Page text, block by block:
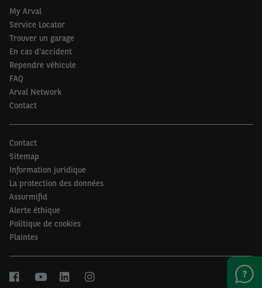
My Arval
Service Locator
Trouver un garage
En cas d'accident
Rependre véhicule
FAQ
Arval Network
Contact
Contact
Sitemap
Information juridique
La protection des données
Assurmifid
Alerte éthique
Politique de cookies
Plaintes